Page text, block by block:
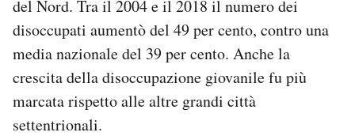
del Nord. Tra il 2004 e il 2018 il numero dei
disoccupati aumentò del 49 per cento, contro una
media nazionale del 39 per cento. Anche la
crescita della disoccupazione giovanile fu più
marcata rispetto alle altre grandi città
settentrionali.